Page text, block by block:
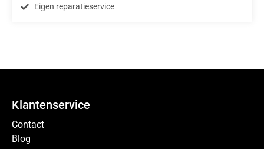
Eigen reparatieservice
Klantenservice
Contact
Blog